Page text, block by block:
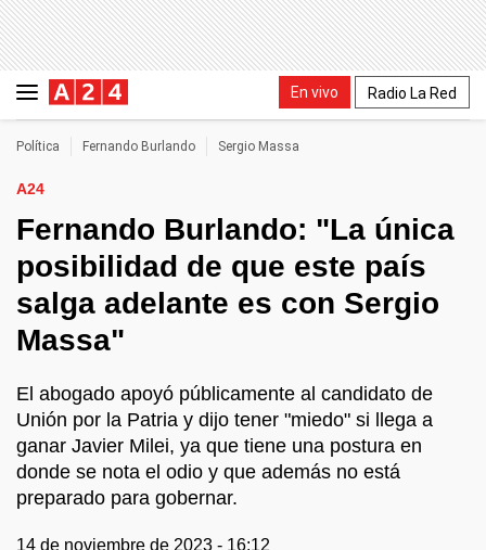
En vivo Radio La Red
Política Fernando Burlando Sergio Massa
A24
Fernando Burlando: "La única
posibilidad de que este país
salga adelante es con Sergio
Massa"
El abogado apoyó públicamente al candidato de
Unión por la Patria y dijo tener "miedo" si llega a
ganar Javier Milei, ya que tiene una postura en
donde se nota el odio y que además no está
preparado para gobernar.
14 de noviembre de 2023 - 16:12